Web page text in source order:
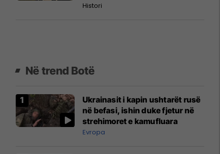
Histori
Në trend Botë
Ukrainasit i kapin ushtarët rusë
në befasi, ishin duke fjetur në
strehimoret e kamufluara
Evropa